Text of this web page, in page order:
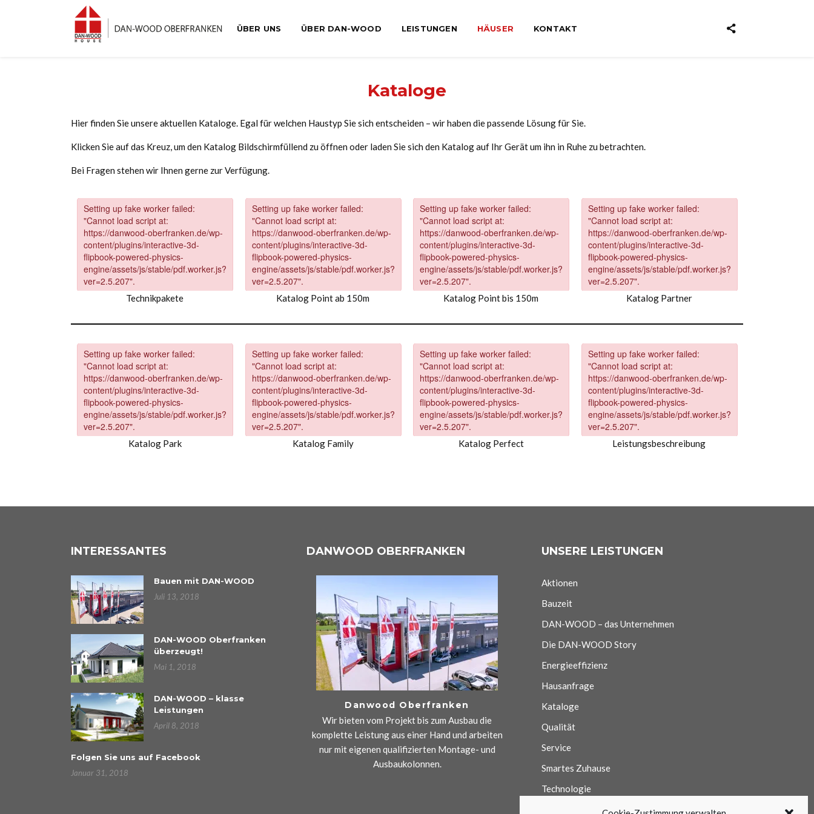
ÜBER UNS ÜBER DAN-WOOD LEISTUNGEN HÄUSER KONTAKT
Kataloge
Hier finden Sie unsere aktuellen Kataloge. Egal für welchen Haustyp Sie sich entscheiden – wir haben die passende Lösung für Sie.
Klicken Sie auf das Kreuz, um den Katalog Bildschirmfüllend zu öffnen oder laden Sie sich den Katalog auf Ihr Gerät um ihn in Ruhe zu betrachten.
Bei Fragen stehen wir Ihnen gerne zur Verfügung.
Technikpakete Katalog Point ab 150m Katalog Point bis 150m Katalog Partner
Katalog Park Katalog Family Katalog Perfect Leistungsbeschreibung
INTERESSANTES
Bauen mit DAN-WOOD
Juli 13, 2018
DAN-WOOD Oberfranken
überzeugt!
Mai 1, 2018
DAN-WOOD – klasse
Leistungen
April 8, 2018
Folgen Sie uns auf Facebook
Januar 31, 2018
DANWOOD OBERFRANKEN
Danwood Oberfranken
Wir bieten vom Projekt bis zum Ausbau die
komplette Leistung aus einer Hand und arbeiten
nur mit eigenen qualifizierten Montage- und
Ausbaukolonnen.
UNSERE LEISTUNGEN
Aktionen
Bauzeit
DAN-WOOD – das Unternehmen
Die DAN-WOOD Story
Energieeffizienz
Hausanfrage
Kataloge
Qualität
Service
Smartes Zuhause
Technologie
Wir begeistern!